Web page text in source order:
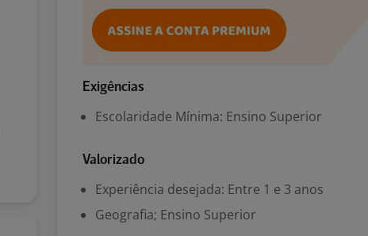
Exigências
Escolaridade Mínima: Ensino Superior
Valorizado
Experiência desejada: Entre 1 e 3 anos
Geografia; Ensino Superior